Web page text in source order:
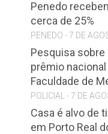
Penedo
cerca de 25%
PENEDO - 7 DE
Pesquisa
prêmio
Faculdade de
POLICIAL - 7 DE
Casa é alvo de
em Porto Real